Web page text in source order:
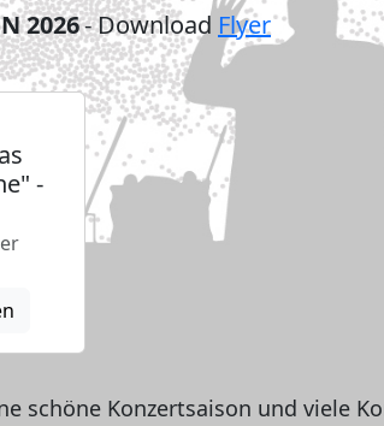
2026- Download Flyer
-
schöne Konzertsaison und viele